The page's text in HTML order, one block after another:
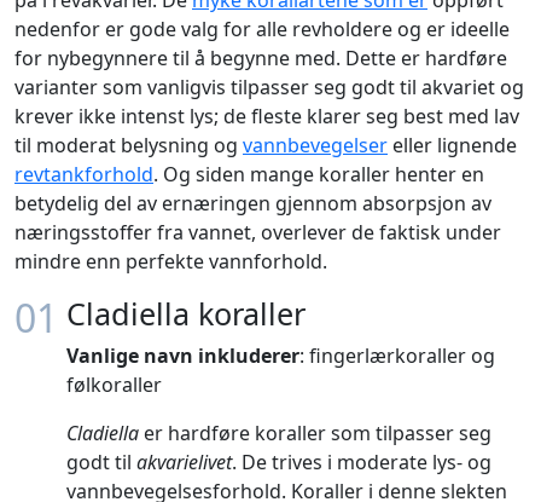
nedenfor er gode valg for alle revholdere og er ideelle
for nybegynnere til å begynne med. Dette er hardføre
varianter som vanligvis tilpasser seg godt til akvariet og
krever ikke intenst lys; de fleste klarer seg best med lav
til moderat belysning og vannbevegelser eller lignende
revtankforhold. Og siden mange koraller henter en
betydelig del av ernæringen gjennom absorpsjon av
næringsstoffer fra vannet, overlever de faktisk under
mindre enn perfekte vannforhold.
01 Cladiella koraller
Vanlige navn inkluderer: fingerlærkoraller og
følkoraller
Cladiella er hardføre koraller som tilpasser seg
godt til akvarielivet. De trives i moderate lys- og
vannbevegelsesforhold. Koraller i denne slekten